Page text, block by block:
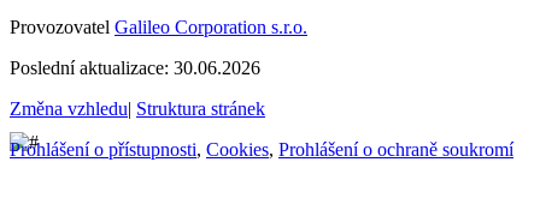
Provozovatel Galileo Corporation s.r.o.
Poslední aktualizace: 30.06.2026
Změna vzhledu Struktura stránek
Prohlášení o přístupnosti, Cookies, Prohlášení o ochraně soukromí